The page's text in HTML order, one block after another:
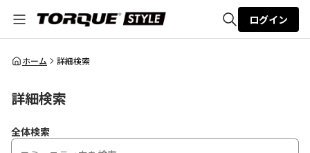
全体検索
ログイン
ホーム 詳細検索
詳細検索
全体検索